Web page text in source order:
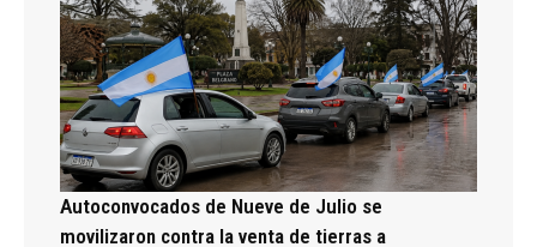
Autoconvocados de Nueve de Julio se
movilizaron contra la venta de tierras a